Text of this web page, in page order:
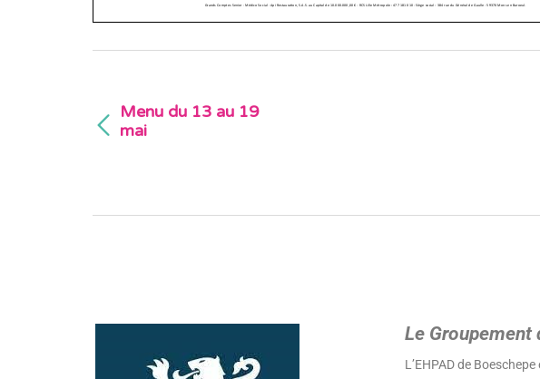
Menu du 13 au 19
mai
Le
L’EHPAD de